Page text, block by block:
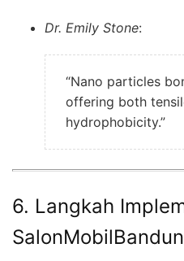
Dr. Emily Stone:
“Nano particles
offering both
hydrophobicity.”
6. Langkah